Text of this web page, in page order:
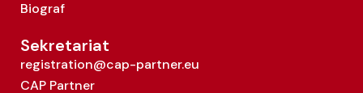
Biograf
Sekretariat
registration@cap-partner.eu
CAP Partner